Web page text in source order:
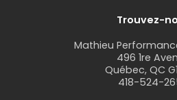
Trouvez-
Mathieu
496 1re
Québec, QC
418-524-